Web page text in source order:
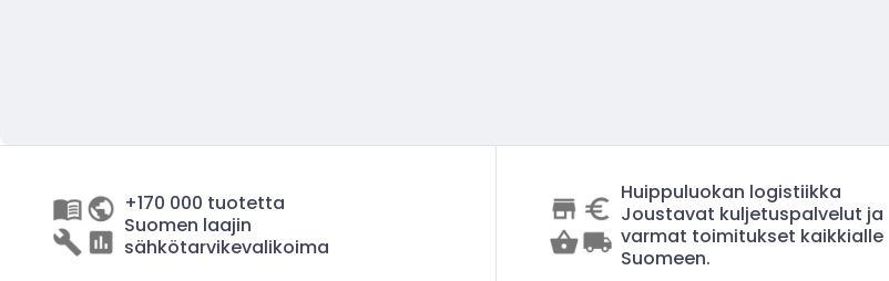
+170 000 tuotetta
Suomen laajin
sähkötarvikevalikoima
Huippuluokan logistiikka
Joustavat kuljetuspalvelut ja
varmat toimitukset kaikkialle
Suomeen.